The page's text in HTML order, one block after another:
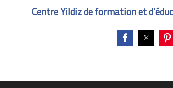
Centre Yildiz de formation et